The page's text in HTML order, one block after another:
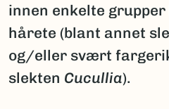
innen enkelte
hårete (blant annet
og/eller svært
slekten Cucullia).